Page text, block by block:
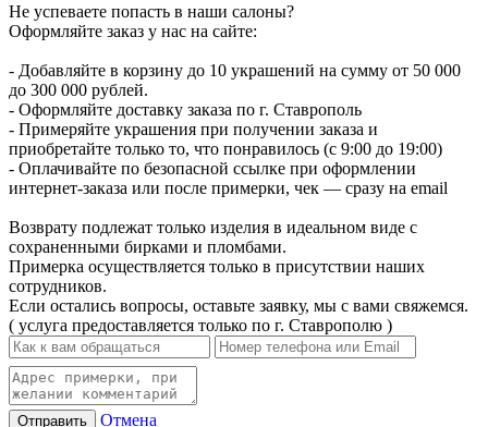
Не успеваете попасть в наши салоны?
Оформляйте заказ у нас на сайте:
- Добавляйте в корзину до 10 украшений на сумму от 50 000
до 300 000 рублей.
- Оформляйте доставку заказа по г. Ставрополь
- Примеряйте украшения при получении заказа и
приобретайте только то, что понравилось (с 9:00 до 19:00)
- Оплачивайте по безопасной ссылке при оформлении
интернет-заказа или после примерки, чек — сразу на email
Возврату подлежат только изделия в идеальном виде с
сохраненными бирками и пломбами.
Примерка осуществляется только в присутствии наших
сотрудников.
Если остались вопросы, оставьте заявку, мы с вами свяжемся.
( услуга предоставляется только по г. Ставрополю )
Отправить Отмена